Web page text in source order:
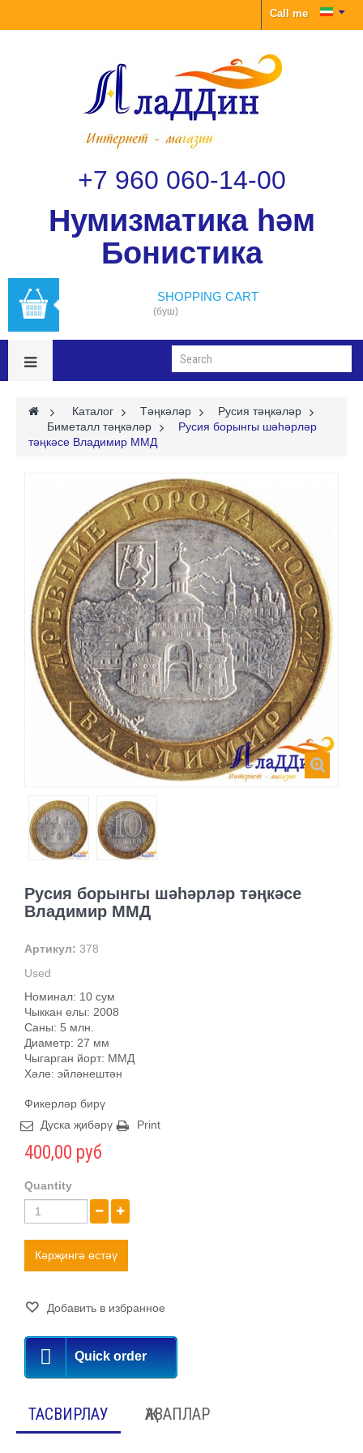
Call me
+7 960 060-14-00
Нумизматика һәм
Бонистика
SHOPPING CART
(буш)
> Каталог > Тәңкәләр >
Русия тәңкәләр
Биметалл тәңкәләр >
Русия борынгы шәһәрләр
тәңкәсе Владимир ММД
Русия борынгы шәһәрләр тәңкәсе
Владимир ММД
Артикул: 378
Used
Номинал: 10 сум
Чыккан елы: 2008
Саны: 5 млн.
Диаметр: 27 мм
Чыгарган йорт: ММД
Хәле: эйләнештән
Фикерләр бирү
Дуска җибәрү
Print
400,00 руб
Quantity
Кәрҗингә өстәү
Добавить в избранное
Quick order
ТАСВИРЛАУ ҖАВАПЛАР